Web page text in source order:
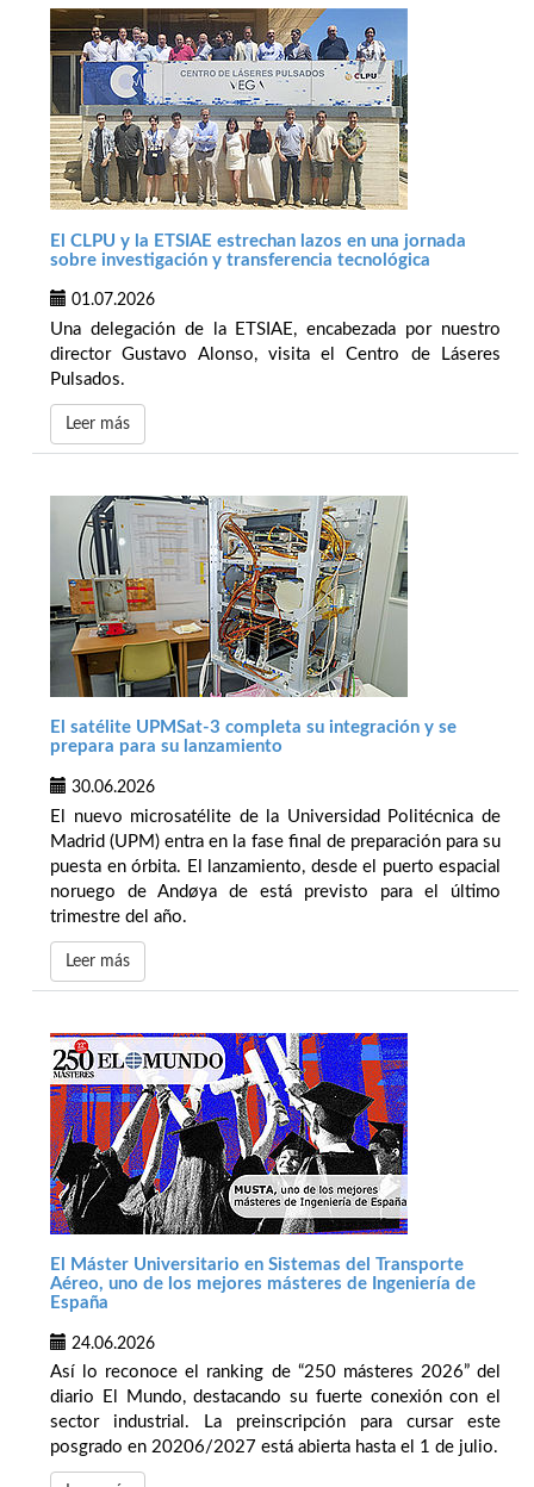
El CLPU y la ETSIAE estrechan lazos en una jornada
sobre investigación y transferencia tecnológica
01.07.2026
Una delegación de la ETSIAE, encabezada por nuestro
director Gustavo Alonso, visita el Centro de Láseres
Pulsados.
Leer más
El satélite UPMSat-3 completa su integración y se
prepara para su lanzamiento
30.06.2026
El nuevo microsatélite de la Universidad Politécnica de
Madrid (UPM) entra en la fase final de preparación para su
puesta en órbita. El lanzamiento, desde el puerto espacial
noruego de Andøya de está previsto para el último
trimestre del año.
Leer más
El Máster Universitario en Sistemas del Transporte
Aéreo, uno de los mejores másteres de Ingeniería de
España
24.06.2026
Así lo reconoce el ranking de “250 másteres 2026” del
diario El Mundo, destacando su fuerte conexión con el
sector industrial. La preinscripción para cursar este
posgrado en 20206/2027 está abierta hasta el 1 de julio.